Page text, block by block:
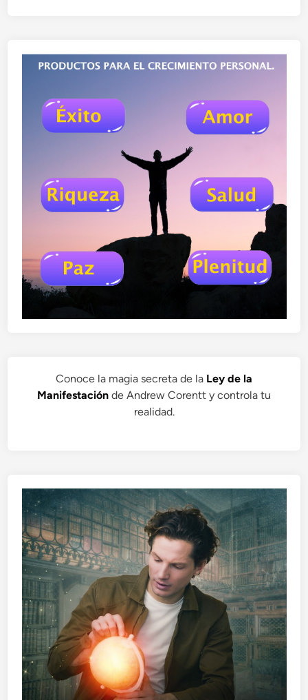
Conoce la magia secreta de la Ley de la
Manifestación de Andrew Corentt y controla tu
realidad.